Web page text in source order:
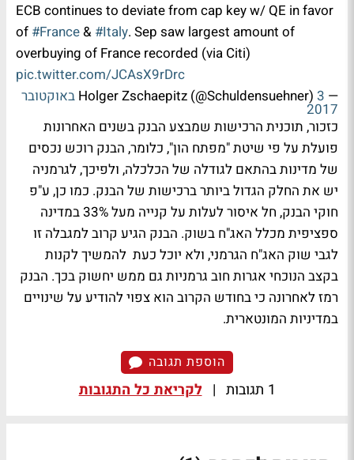
ECB continues to deviate from cap key w/ QE in favor
of #France& #Italy. Sep saw largest amount of
overbuying of France recorded (via Citi)
pic.twitter.com/JCAsX9rDrc
— Holger Zschaepitz (@Schuldensuehner)
3 באוקטובר
2017
כזכור, תוכנית הרכישות שמבצע הבנק בשנים האחרונות
פועלת על פי שיטת "מפתח הון", כלומר, הבנק רוכש נכסים
של מדינות בהתאם לגודלה של הכלכלה, ולפיכך, לגרמניה
יש את החלק הגדול ביותר ברכישות של הבנק. כמו כן, ע"פ
חוקי הבנק, חל איסור לעלות על קנייה מעל 33% במדינה
ספציפית מכלל האג"ח בשוק. הבנק הגיע קרוב למגבלה זו
לגבי שוק האג"ח הגרמני, ולא יוכל כעת להמשיך לקנות
בקצב הנוכחי אגרות חוב גרמניות גם ממש יחשוק בכך. הבנק
רמז לאחרונה כי בחודש הקרוב הוא צפוי להודיע על שינויים
במדיניות המונטארית.
הוספת תגובה
1 תגובות | לקריאת כל התגובות